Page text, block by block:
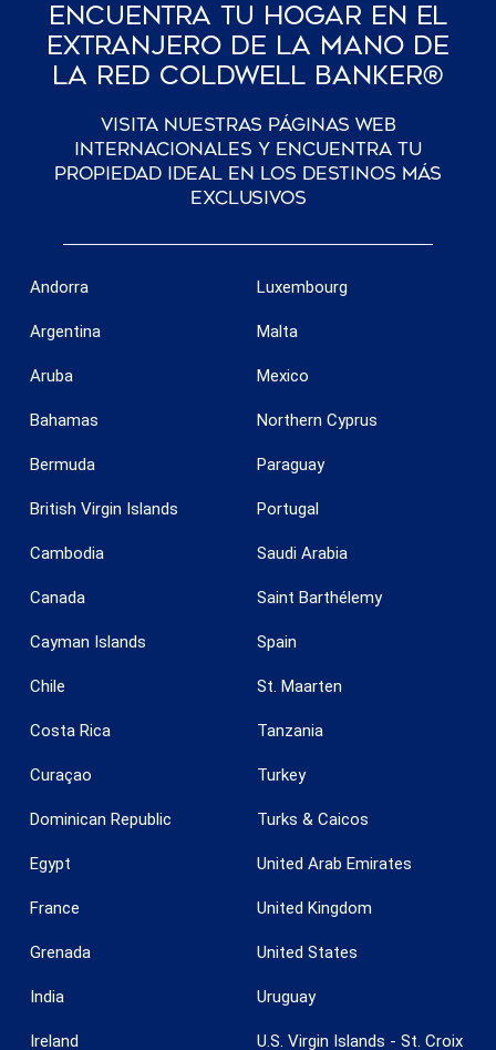
Encuentra Tu Hogar En El
Extranjero De La Mano De
La Red Coldwell Banker®
Visita nuestras páginas web
internacionales y encuentra tu
propiedad ideal en los destinos más
exclusivos
Andorra
Argentina
Aruba
Bahamas
Bermuda
British Virgin Islands
Cambodia
Canada
Cayman Islands
Chile
Costa Rica
Curaçao
Dominican Republic
Egypt
France
Grenada
India
Ireland
Luxembourg
Malta
Mexico
Northern Cyprus
Paraguay
Portugal
Saudi Arabia
Saint Barthélemy
Spain
St. Maarten
Tanzania
Turkey
Turks & Caicos
United Arab Emirates
United Kingdom
United States
Uruguay
U.S. Virgin Islands - St. Croix